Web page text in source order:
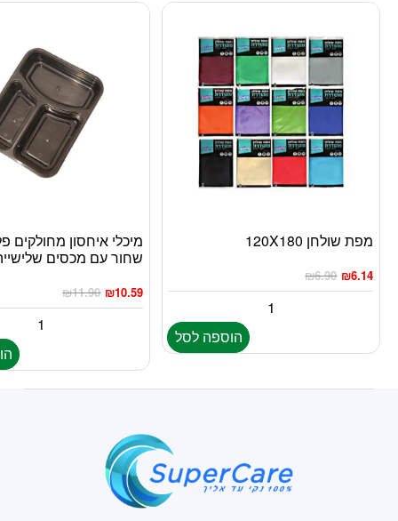
מפת שולחן 120X180
₪6.90 ₪6.14
הוספה לסל
מיכלי איחסון מחולקים
שחור עם מכסים
₪11.90 ₪10.59